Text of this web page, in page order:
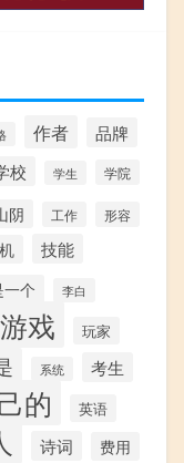
作者 品牌
校 学生 学院
阴 工作 形容
技能
一个 李白
游戏 玩家
系统 考生
的 英语
诗词 费用